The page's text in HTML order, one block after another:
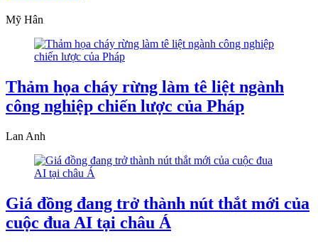
Mỹ Hân
Thảm họa cháy rừng làm tê liệt ngành
công nghiệp chiến lược của Pháp
Lan Anh
Giá đồng đang trở thành nút thắt mới của
cuộc đua AI tại châu Á